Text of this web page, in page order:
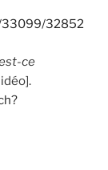
33099/32852
ce